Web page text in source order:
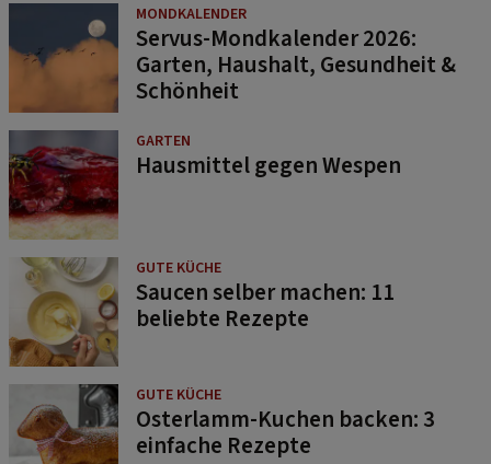
MONDKALENDER
Servus-Mondkalender 2026:
Garten, Haushalt, Gesundheit &
Schönheit
GARTEN
Hausmittel gegen Wespen
GUTE KÜCHE
Saucen selber machen: 11
beliebte Rezepte
GUTE KÜCHE
Osterlamm-Kuchen backen: 3
einfache Rezepte